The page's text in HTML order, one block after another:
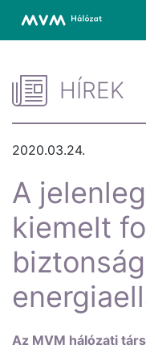
HÍREK
2020.03.24.
A
kiemelt
Az MVM hálózati